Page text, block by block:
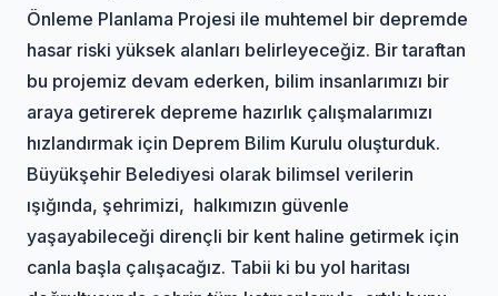
Önleme Planlama Projesi ile muhtemel bir depremde
hasar riski yüksek alanları belirleyeceğiz. Bir taraftan
bu projemiz devam ederken, bilim insanlarımızı bir
araya getirerek depreme hazırlık çalışmalarımızı
hızlandırmak için Deprem Bilim Kurulu oluşturduk.
Büyükşehir Belediyesi olarak bilimsel verilerin
ışığında, şehrimizi, halkımızın güvenle
yaşayabileceği dirençli bir kent haline getirmek için
canla başla çalışacağız. Tabii ki bu yol haritası